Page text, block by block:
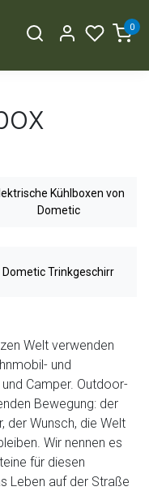
0
Kühlboxen von
Dometic
Dometic Trinkgeschirr
Welt verwenden
und
Camper. Outdoor-
Bewegung: der
der Wunsch, die Welt
Wir nennen es
für diesen
Leben auf der Straße